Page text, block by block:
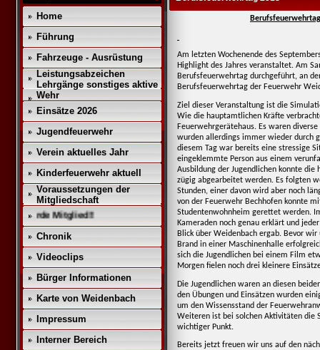
Home
Führung
Fahrzeuge - Ausrüstung
Leistungsabzeichen
Lehrgänge sonstiges aktive
Wehr
Einsätze 2026
Jugendfeuerwehr
Verein aktuelles Jahr
Kinderfeuerwehr aktuell
Voraussetzungen der
Mitgliedschaft
Werde Mitglied!!
Chronik
Videoclips
Bürger Informationen
Karte von Weidenbach
Impressum
Interner Bereich
Am letzten Wochenende des
Highlight des Jahres veranstaltet. Am
Berufsfeuerwehrtag durchgeführt, an
Berufsfeuerwehrtag der Feuerwehr
Ziel dieser Veranstaltung ist die
Wie die hauptamtlichen Kräfte
Feuerwehrgerätehaus. Es waren
wurden allerdings immer wieder durch
diesem Tag war bereits eine stressige
eingeklemmte Person aus einem
Ausbildung der Jugendlichen konnte
zügig abgearbeitet werden. Es folgten
Stunden, einer davon wird aber noch
von der Feuerwehr Bechhofen konnte
Studentenwohnheim gerettet werden.
Kameraden noch genau erklärt und
Blick über Weidenbach ergab. Bevor
Brand in einer Maschinenhalle
sich die Jugendlichen bei einem Film
Morgen fielen noch drei kleinere
Die Jugendlichen waren an diesen
den Übungen und Einsätzen wurden
um den Wissensstand der
Weiteren ist bei solchen Aktivitäten die
wichtiger Punkt.
Bereits jetzt freuen wir uns auf den